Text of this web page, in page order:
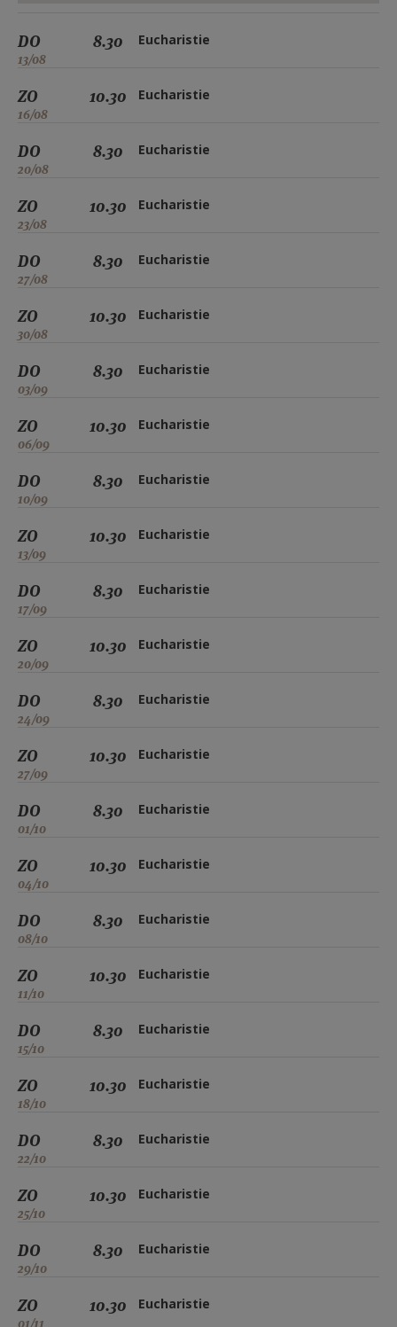
DO
13/08
8.30 Eucharistie
ZO
16/08
10.30 Eucharistie
DO
20/08
8.30 Eucharistie
ZO
23/08
10.30 Eucharistie
DO
27/08
8.30 Eucharistie
ZO
30/08
10.30 Eucharistie
DO
03/09
8.30 Eucharistie
ZO
06/09
10.30 Eucharistie
DO
10/09
8.30 Eucharistie
ZO
13/09
10.30 Eucharistie
DO
17/09
8.30 Eucharistie
ZO
20/09
10.30 Eucharistie
DO
24/09
8.30 Eucharistie
ZO
27/09
10.30 Eucharistie
DO
01/10
8.30 Eucharistie
ZO
04/10
10.30 Eucharistie
DO
08/10
8.30 Eucharistie
ZO
11/10
10.30 Eucharistie
DO
15/10
8.30 Eucharistie
ZO
18/10
10.30 Eucharistie
DO
22/10
8.30 Eucharistie
ZO
25/10
10.30 Eucharistie
DO
29/10
8.30 Eucharistie
ZO
01/11
10.30 Eucharistie